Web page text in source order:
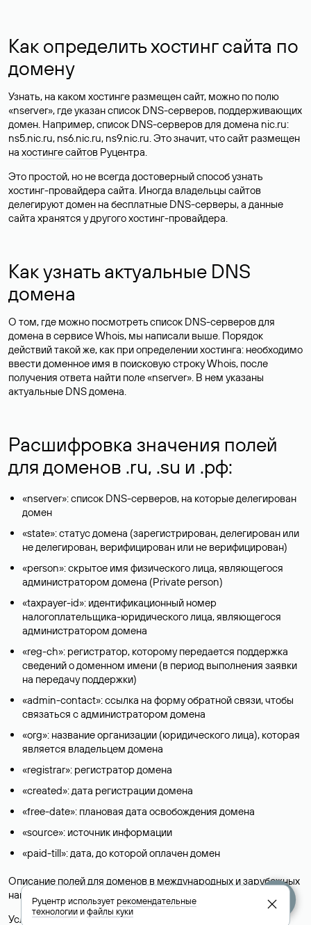
Как определить хостинг сайта по
домену
Узнать, на каком хостинге размещен сайт, можно по полю
«nserver», где указан список DNS-серверов, поддерживающих
домен. Например, список DNS-серверов для домена nic.ru:
ns5.nic.ru, ns6.nic.ru, ns9.nic.ru. Это значит, что сайт размещен
на хостинге сайтов Руцентра.
Это простой, но не всегда достоверный способ узнать
хостинг-провайдера сайта. Иногда владельцы сайтов
делегируют домен на бесплатные DNS-серверы, а данные
сайта хранятся у другого хостинг-провайдера.
Как узнать актуальные DNS
домена
О том, где можно посмотреть список DNS-серверов для
домена в сервисе Whois, мы написали выше. Порядок
действий такой же, как при определении хостинга: необходимо
ввести доменное имя в поисковую строку Whois, после
получения ответа найти поле «nserver». В нем указаны
актуальные DNS домена.
Расшифровка значения полей
для доменов .ru, .su и .рф:
«nserver»: список DNS-серверов, на которые делегирован
домен
«state»: статус домена (зарегистрирован, делегирован или
не делегирован, верифицирован или не верифицирован)
«person»: скрытое имя физического лица, являющегося
администратором домена (Privatе person)
«taxpayer-id»: идентификационный номер
налогоплательщика-юридического лица, являющегося
администратором домена
«reg-ch»: регистратор, которому передается поддержка
сведений о доменном имени (в период выполнения заявки
на передачу поддержки)
«admin-contact»: ссылка на форму обратной связи, чтобы
связаться с администратором домена
«org»: название организации (юридического лица), которая
является владельцем домена
«registrar»: регистратор домена
«created»: дата регистрации домена
«free-date»: плановая дата освобождения домена
«source»: источник информации
«paid-till»: дата, до которой оплачен домен
Описание полей для доменов в международных и зарубежных
национальных доменах представлены в разделе «
».
Условия использования Whois-сервиса
Руцентр используетрекомендательные
технологииифайлы куки